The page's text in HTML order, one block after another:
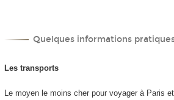
Quelques informations
Les transports
Le moyen le moins cher pour voyager à Paris